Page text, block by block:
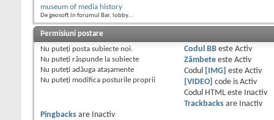
museum of media history
De geosoft în forumul Bar, lobby...
Permisiuni postare
Nu puteţi posta subiecte noi.
Nu puteţi răspunde la subiecte
Nu puteţi adăuga ataşamente
Nu puteţi modifica posturile proprii
Codul BBeste Activ
Zâmbeteeste Activ
Codul
[IMG] este Activ
[VIDEO]
code is Activ
Codul HTML este
Inactiv
Trackbacksare
Inactiv
Pingbacks are
Inactiv